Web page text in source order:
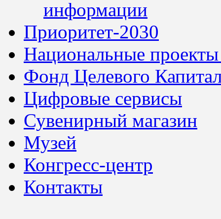
информации
Приоритет-2030
Национальные
Фонд Целевого
Цифровые сервисы
Сувенирный магазин
Музей
Конгресс-центр
Контакты